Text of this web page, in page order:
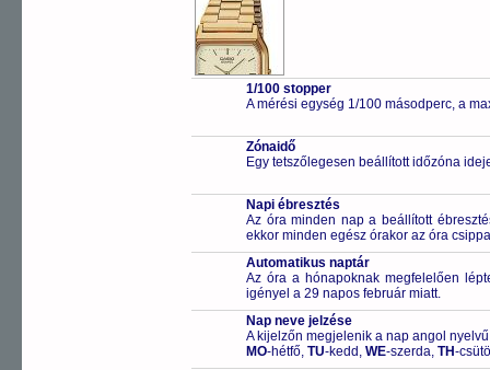
1/100 stopper
A mérési egység 1/100 másodperc, a
Zónaidő
Egy tetszőlegesen beállított időzóna
Napi ébresztés
Az óra minden nap a beállított
ekkor minden egész órakor az óra
Automatikus naptár
Az óra a hónapoknak megfelelően
igényel a 29 napos február miatt.
Nap neve jelzése
A kijelzőn megjelenik a nap angol
MO-hétfő, TU-kedd, WE-szerda, TH-